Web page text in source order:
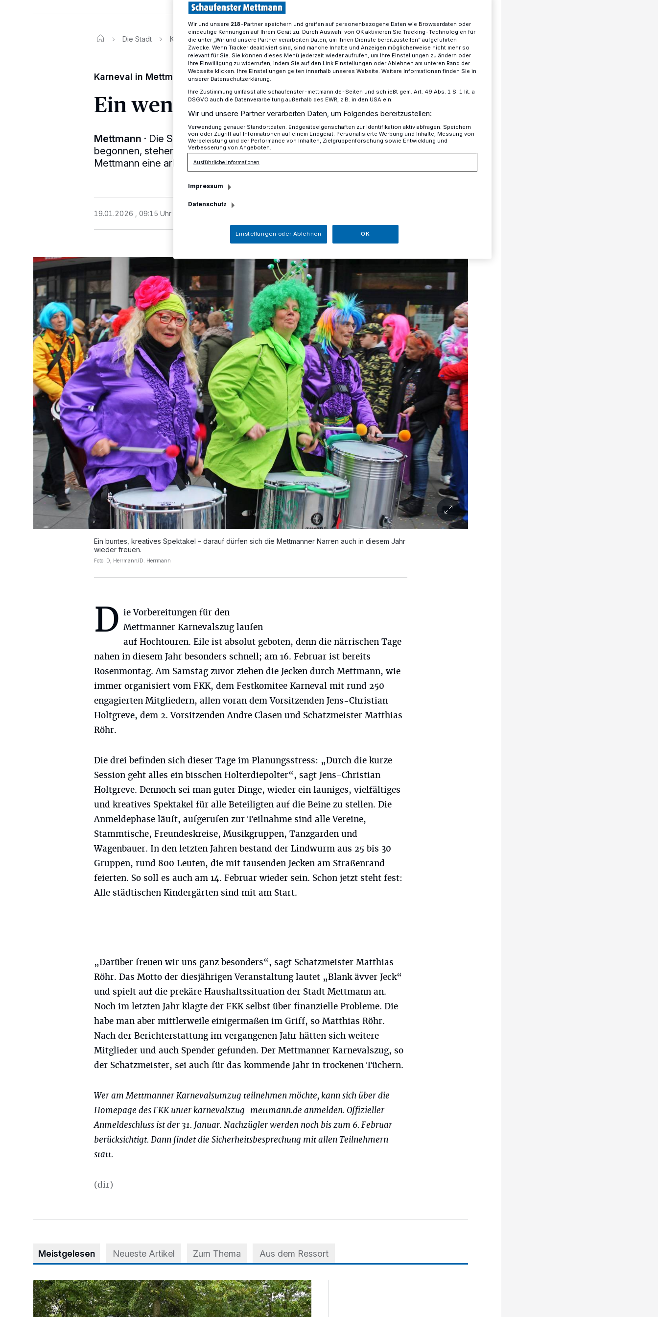
Die Stadt Karneval in Mettmann - Die Session geht Schlag auf Schlag
Karneval in Mettmann
Ein wenig Holterdiepolter
Mettmann · Die Session ist kurz diesmal. Kaum hat das neue Jahr
begonnen, stehen die Karnevalisten in den Startblöcken. Für den FKK
Mettmann eine arbeitsreiche Zeit.
19.01.2026 , 09:15 Uhr
Ein buntes, kreatives Spektakel – darauf dürfen sich die Mettmanner Narren auch in diesem Jahr
wieder freuen.
Foto: D, Herrmann/D. Herrmann
D ie Vorbereitungen für den
Mettmanner Karnevalszug laufen
auf Hochtouren. Eile ist absolut geboten, denn die närrischen Tage
nahen in diesem Jahr besonders schnell; am 16. Februar ist bereits
Rosenmontag. Am Samstag zuvor ziehen die Jecken durch Mettmann, wie
immer organisiert vom FKK, dem Festkomitee Karneval mit rund 250
engagierten Mitgliedern, allen voran dem Vorsitzenden Jens-Christian
Holtgreve, dem 2. Vorsitzenden Andre Clasen und Schatzmeister Matthias
Röhr.
Die drei befinden sich dieser Tage im Planungsstress: „Durch die kurze
Session geht alles ein bisschen Holterdiepolter“, sagt Jens-Christian
Holtgreve. Dennoch sei man guter Dinge, wieder ein launiges, vielfältiges
und kreatives Spektakel für alle Beteiligten auf die Beine zu stellen. Die
Anmeldephase läuft, aufgerufen zur Teilnahme sind alle Vereine,
Stammtische, Freundeskreise, Musikgruppen, Tanzgarden und
Wagenbauer. In den letzten Jahren bestand der Lindwurm aus 25 bis 30
Gruppen, rund 800 Leuten, die mit tausenden Jecken am Straßenrand
feierten. So soll es auch am 14. Februar wieder sein. Schon jetzt steht fest:
Alle städtischen Kindergärten sind mit am Start.
„Darüber freuen wir uns ganz besonders“, sagt Schatzmeister Matthias
Röhr. Das Motto der diesjährigen Veranstaltung lautet „Blank ävver Jeck“
und spielt auf die prekäre Haushaltssituation der Stadt Mettmann an.
Noch im letzten Jahr klagte der FKK selbst über finanzielle Probleme. Die
habe man aber mittlerweile einigermaßen im Griff, so Matthias Röhr.
Nach der Berichterstattung im vergangenen Jahr hätten sich weitere
Mitglieder und auch Spender gefunden. Der Mettmanner Karnevalszug, so
der Schatzmeister, sei auch für das kommende Jahr in trockenen Tüchern.
Wer am Mettmanner Karnevalsumzug teilnehmen möchte, kann sich über die
Homepage des FKK unter karnevalszug-mettmann.de anmelden. Offizieller
Anmeldeschluss ist der 31. Januar. Nachzügler werden noch bis zum 6. Februar
berücksichtigt. Dann findet die Sicherheitsbesprechung mit allen Teilnehmern
statt.
(dir)
Meistgelesen Neueste Artikel Zum Thema Aus dem Ressort
Aus Grau wird Haltung
Wir und unsere 218-Partner speichern und greifen auf personenbezogene Daten wie Browserdaten oder
eindeutige Kennungen auf Ihrem Gerät zu. Durch Auswahl von OK aktivieren Sie Tracking-Technologien für
die unter „Wir und unsere Partner verarbeiten Daten, um Ihnen Dienste bereitzustellen“ aufgeführten
Zwecke. Wenn Tracker deaktiviert sind, sind manche Inhalte und Anzeigen möglicherweise nicht mehr so
relevant für Sie. Sie können dieses Menü jederzeit wieder aufrufen, um Ihre Einstellungen zu ändern oder
Ihre Einwilligung zu widerrufen, indem Sie auf den Link Einstellungen oder Ablehnen am unteren Rand der
Webseite klicken. Ihre Einstellungen gelten innerhalb unseres Website. Weitere Informationen finden Sie in
unserer Datenschutzerklärung.
Ihre Zustimmung umfasst alle schaufenster-mettmann.de-Seiten und schließt gem. Art. 49 Abs. 1 S. 1 lit. a
DSGVO auch die Datenverarbeitung außerhalb des EWR, z.B. in den USA ein.
Wir und unsere Partner verarbeiten Daten, um Folgendes bereitzustellen:
Verwendung genauer Standortdaten. Endgeräteeigenschaften zur Identifikation aktiv abfragen. Speichern
von oder Zugriff auf Informationen auf einem Endgerät. Personalisierte Werbung und Inhalte, Messung von
Werbeleistung und der Performance von Inhalten, Zielgruppenforschung sowie Entwicklung und
Verbesserung von Angeboten.
Ausführliche Informationen
Impressum
Datenschutz
Einstellungen oder Ablehnen OK